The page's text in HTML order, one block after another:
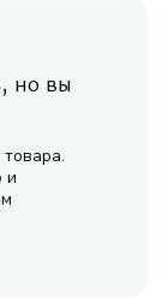
но вы
и